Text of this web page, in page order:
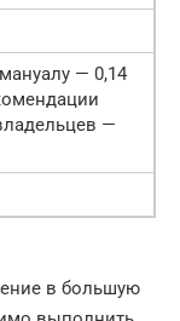
— 0,14
—
в большую